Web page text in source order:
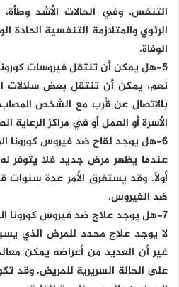
التنفس. وفي الحالات الأشد
الرئوي والمتلازمة التنفسية
الوفاة.
5-هل يمكن أن تنتقل فيروسات كورونا من شخص إلى آخر؟
نعم، يمكن أن تنتقل بعض
بالاتصال عن قُرب مع الشخص
الأسرة أو العمل أو في مراكز الرعاية
6-هل يوجد لقاح ضد فيروس كورونا المستجد؟
عندما يظهر مرض جديد فلا يتوفر
أولاً. وقد يستغرق الأمر عدة
ضد الفيروس.
7-هل يوجد علاج ضد فيروس كورونا المستجد؟
لا يوجد علاج محدد للمرض الذي
غير أن العديد من أعراضه يمكن
على الحالة السريرية للمريض. وقد